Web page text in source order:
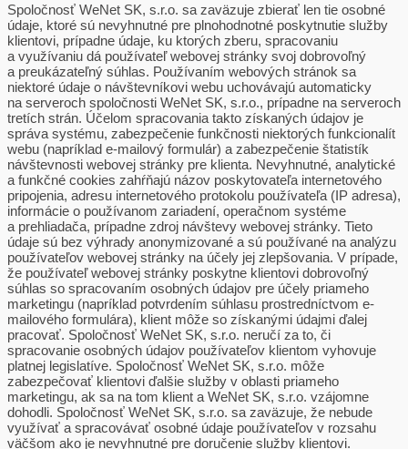
Spoločnosť WeNet SK, s.r.o. sa zaväzuje zbierať len tie osobné
údaje, ktoré sú nevyhnutné pre plnohodnotné poskytnutie služby
klientovi, prípadne údaje, ku ktorých zberu, spracovaniu
a využívaniu dá používateľ webovej stránky svoj dobrovoľný
a preukázateľný súhlas. Používaním webových stránok sa
niektoré údaje o návštevníkovi webu uchovávajú automaticky
na serveroch spoločnosti WeNet SK, s.r.o., prípadne na serveroch
tretích strán. Účelom spracovania takto získaných údajov je
správa systému, zabezpečenie funkčnosti niektorých funkcionalít
webu (napríklad e-mailový formulár) a zabezpečenie štatistík
návštevnosti webovej stránky pre klienta. Nevyhnutné, analytické
a funkčné cookies zahŕňajú názov poskytovateľa internetového
pripojenia, adresu internetového protokolu používateľa (IP adresa),
informácie o používanom zariadení, operačnom systéme
a prehliadača, prípadne zdroj návštevy webovej stránky. Tieto
údaje sú bez výhrady anonymizované a sú používané na analýzu
používateľov webovej stránky na účely jej zlepšovania. V prípade,
že používateľ webovej stránky poskytne klientovi dobrovoľný
súhlas so spracovaním osobných údajov pre účely priameho
marketingu (napríklad potvrdením súhlasu prostredníctvom e-
mailového formulára), klient môže so získanými údajmi ďalej
pracovať. Spoločnosť WeNet SK, s.r.o. neručí za to, či
spracovanie osobných údajov používateľov klientom vyhovuje
platnej legislatíve. Spoločnosť WeNet SK, s.r.o. môže
zabezpečovať klientovi ďalšie služby v oblasti priameho
marketingu, ak sa na tom klient a WeNet SK, s.r.o. vzájomne
dohodli. Spoločnosť WeNet SK, s.r.o. sa zaväzuje, že nebude
využívať a spracovávať osobné údaje používateľov v rozsahu
väčšom ako je nevyhnutné pre doručenie služby klientovi.